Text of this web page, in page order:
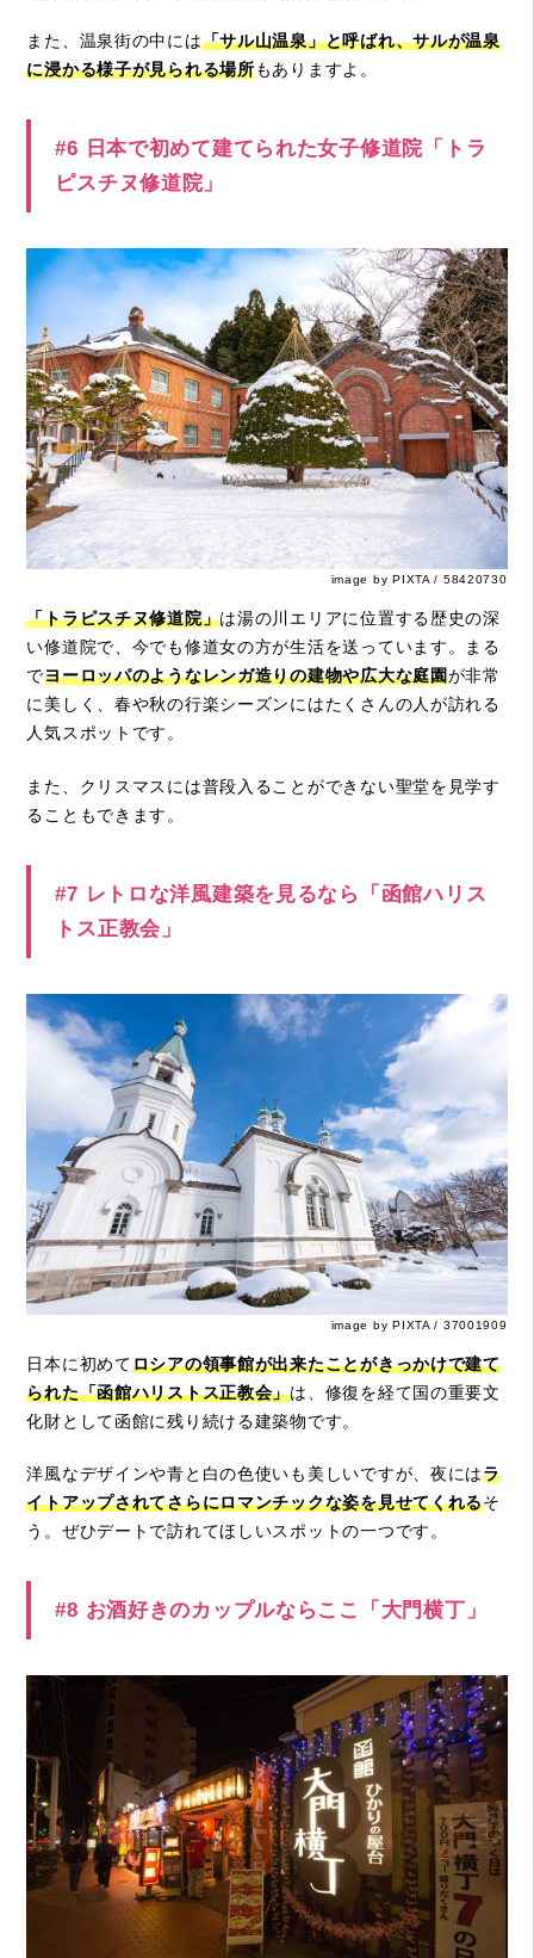
また、温泉街の中には「サル山温泉」と呼ばれ、サルが温泉
に浸かる様子が見られる場所もありますよ。
#6 日本で初めて建てられた女子修道院「トラ
ピスチヌ修道院」
image by PIXTA / 58420730
「トラピスチヌ修道院」は湯の川エリアに位置する歴史の深
い修道院で、今でも修道女の方が生活を送っています。まる
でヨーロッパのようなレンガ造りの建物や広大な庭園が非常
に美しく、春や秋の行楽シーズンにはたくさんの人が訪れる
人気スポットです。
また、クリスマスには普段入ることができない聖堂を見学す
ることもできます。
#7 レトロな洋風建築を見るなら「函館ハリス
トス正教会」
image by PIXTA / 37001909
日本に初めてロシアの領事館が出来たことがきっかけで建て
られた「函館ハリストス正教会」は、修復を経て国の重要文
化財として函館に残り続ける建築物です。
洋風なデザインや青と白の色使いも美しいですが、夜にはラ
イトアップされてさらにロマンチックな姿を見せてくれるそ
う。ぜひデートで訪れてほしいスポットの一つです。
#8 お酒好きのカップルならここ「大門横丁」